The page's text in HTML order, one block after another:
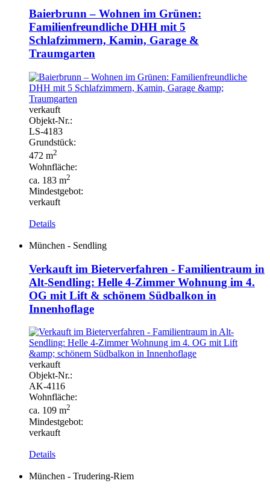
Baierbrunn – Wohnen im Grünen:
Familienfreundliche DHH mit 5
Schlafzimmern, Kamin, Garage &
Traumgarten
verkauft
Objekt-Nr.:
LS-4183
Grundstück:
472 m2
Wohnfläche:
ca. 183 m2
Mindestgebot:
verkauft
Details
München - Sendling
Verkauft im Bieterverfahren - Familientraum in
Alt-Sendling: Helle 4-Zimmer Wohnung im 4.
OG mit Lift & schönem Südbalkon in
Innenhoflage
verkauft
Objekt-Nr.:
AK-4116
Wohnfläche:
ca. 109 m2
Mindestgebot:
verkauft
Details
München - Trudering-Riem